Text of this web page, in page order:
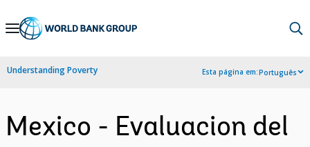
Skip
Navigation
Understanding Poverty Esta página em:Português
Mexico - Evaluacion del